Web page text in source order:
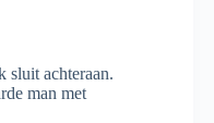
sluit achteraan.
man met